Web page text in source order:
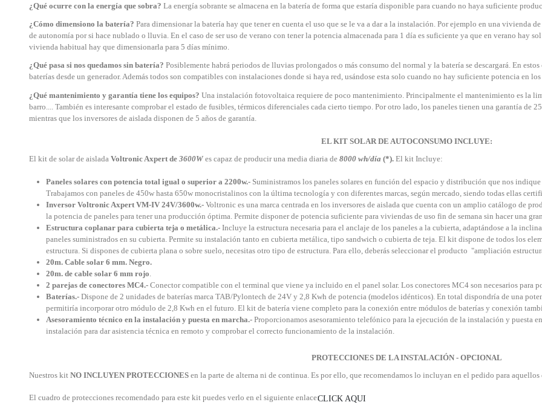
¿Qué ocurre con la energía que sobra? La energía sobrante se almacena en la batería de forma que estaría disponible para cuando no haya suficiente
¿Cómo dimensiono la batería? Para dimensionar la batería hay que tener en cuenta el uso que se le va a dar a la instalación. Por ejemplo en una vivienda
de autonomía por si hace nublado o lluvia. En el caso de ser uso de verano con tener la potencia almacenada para 1 día es suficiente ya que en verano hay
vivienda habitual hay que dimensionarla para 5 días mínimo.
¿Qué pasa si nos quedamos sin batería? Posiblemente habrá periodos de lluvias prolongados o más consumo del normal y la batería se descargará. En
baterías desde un generador. Además todos son compatibles con instalaciones donde si haya red, usándose esta solo cuando no hay suficiente potencia en
¿Qué mantenimiento y garantía tiene los equipos? Una instalación fotovoltaica requiere de poco mantenimiento. Principalmente el mantenimiento es la
barro.... También es interesante comprobar el estado de fusibles, térmicos diferenciales cada cierto tiempo. Por otro lado, los paneles tienen una garantía de
mientras que los inversores de aislada disponen de 5 años de garantía.
EL KIT SOLAR DE AUTOCONSUMO INCLUYE:
El kit de solar de aislada Voltronic Axpert de 3600Wes capaz de producir una media diaria de 8000 wh/día (*). El kit Incluye:
Paneles solares con potencia total igual o superior a 2200w.-Suministramos los paneles solares en función del espacio y distribución que nos
Trabajamos con paneles de 450w hasta 650w monocristalinos con la última tecnología y con diferentes marcas, según mercado, siendo todas ellas
Inversor Voltronic Axpert VM-IV 24V/3600w.-Voltronic es una marca centrada en los inversores de aislada que cuenta con un amplio catálogo de
la potencia de paneles para tener una producción óptima.Permite disponer de potencia suficiente para viviendas de uso fin de semana sin hacer una
Estructura coplanar para cubierta teja o metálica.-Incluye la estructura necesaria para el anclaje de los paneles a la cubierta, adaptándose a la
paneles suministrados en su cubierta. Permite su instalación tanto en cubierta metálica, tipo sandwich o cubierta de teja. El kit dispone de todos los
estructura. Si dispones de cubierta plana o sobre suelo, necesitas otro tipo de estructura. Para ello, deberás seleccionar el producto "ampliación
20m. Cable solar 6 mm. Negro.
20m. de cable solar 6 mm rojo.
2 parejas de conectores MC4.-Conector compatible con el terminal que viene ya incluido en el panel solar. Los conectores MC4 son necesarios para
Baterías.- Dispone de 2 unidades de baterías marca TAB/Pylontech de 24V y 2,8 Kwh de potencia (modelos idénticos). En total dispondría de una
permitiría incorporar otro módulo de 2,8 Kwh en el futuro. El kit de batería viene completo para la conexión entre módulos de baterías y conexión
Asesoramiento técnico en la instalación y puesta en marcha.- Proporcionamos asesoramiento telefónico para la ejecución de la instalación y puesta
instalación para dar asistencia técnica en remoto y comprobar el correcto funcionamiento de la instalación.
PROTECCIONES DE LA INSTALACIÓN - OPCIONAL
Nuestros kit NO INCLUYEN PROTECCIONESen la parte de alterna ni de continua. Es por ello, que recomendamos lo incluyan en el pedido para
El cuadro de protecciones recomendado para este kit puedes verlo en el siguiente enlace:CLICK AQUI